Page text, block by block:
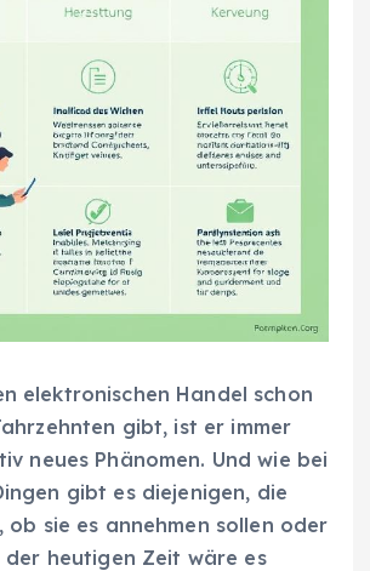
elektronischen Handel schon
gibt, ist er immer
neues Phänomen. Und wie bei
gibt es diejenigen, die
ob sie es annehmen sollen oder
der heutigen Zeit wäre es